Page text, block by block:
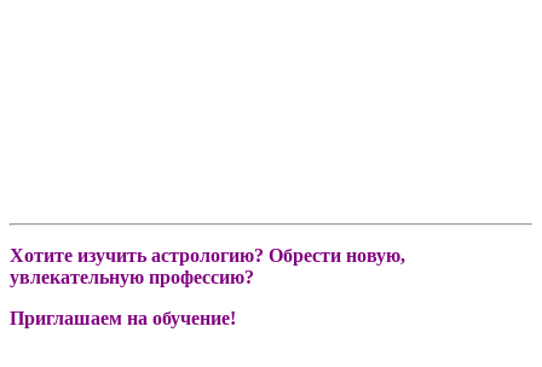
Хотите изучить астрологию? Обрести новую,
увлекательную профессию?
Приглашаем на обучение!